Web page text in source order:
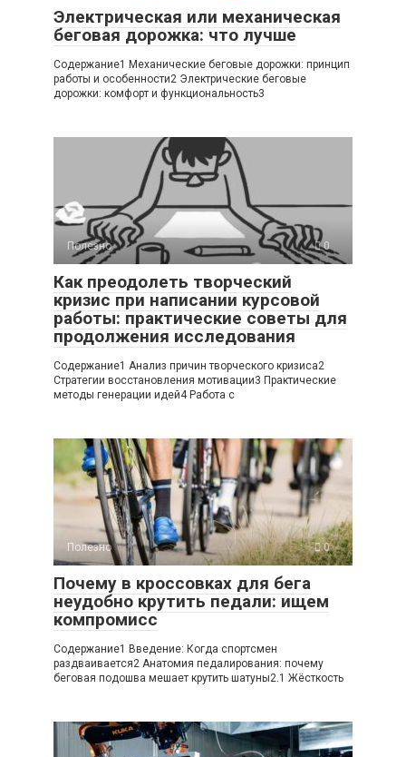
Электрическая или механическая
беговая дорожка: что лучше
Содержание1 Механические беговые дорожки: принцип
работы и особенности2 Электрические беговые
дорожки: комфорт и функциональность3
Полезно 0
Как преодолеть творческий
кризис при написании курсовой
работы: практические советы для
продолжения исследования
Содержание1 Анализ причин творческого кризиса2
Стратегии восстановления мотивации3 Практические
методы генерации идей4 Работа с
Полезно 0
Почему в кроссовках для бега
неудобно крутить педали: ищем
компромисс
Содержание1 Введение: Когда спортсмен
раздваивается2 Анатомия педалирования: почему
беговая подошва мешает крутить шатуны2.1 Жёсткость